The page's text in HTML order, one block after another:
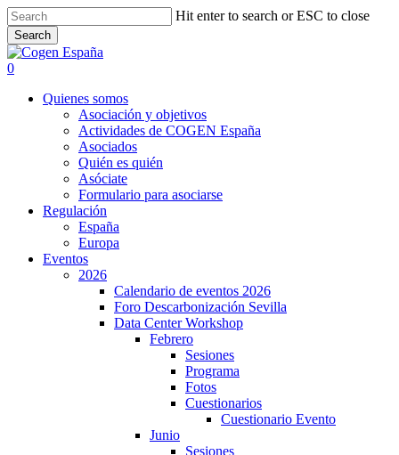
Skip
to
main
content
Hit enter to search or ESC to close
Search
Close
Search
search
0
Quienes somos
Asociación y objetivos
Actividades de COGEN España
Asociados
Quién es quién
Asóciate
Formulario para asociarse
Regulación
España
Europa
Eventos
2026
Calendario de eventos 2026
Foro Descarbonización Sevilla
Data Center Workshop
Febrero
Sesiones
Programa
Fotos
Cuestionarios
Cuestionario Evento
Junio
Sesiones